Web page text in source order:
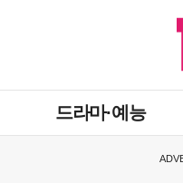
드라마·예능